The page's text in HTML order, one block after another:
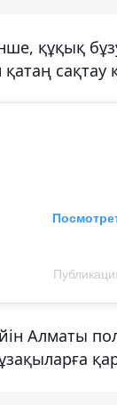
құқық
сақтау
Алматы